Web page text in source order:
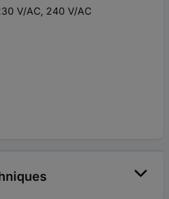
V/AC, 240 V/AC